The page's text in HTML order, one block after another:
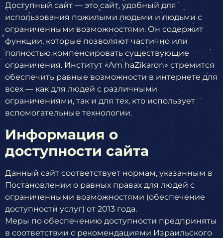
Доступный сайт — это сайт, удобный для
использования пожилыми людьми и людьми с
ограниченными возможностями. Он содержит
функции, которые позволяют частично или
полностью компенсировать существующие
ограничения. Институт «Am haZikaron» стремится
обеспечить равные возможности в интернете для
всех — как для людей с различными
ограничениями, так и для тех, кто использует
вспомогательные технологии.
Информация о
доступности сайта
Данный сайт соответствует нормам, указанным в
Постановлении о равных правах для людей с
ограниченными возможностями (обеспечение
доступности услуг) от 2013 года.
Меры по обеспечению доступности предприняты
в соответствии с рекомендациями Израильского